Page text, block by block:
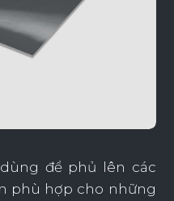
để phủ lên các
phù hợp cho những